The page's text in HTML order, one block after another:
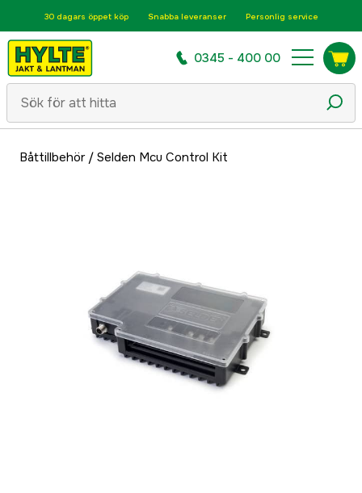
30 dagars öppet köp Snabba leveranser Personlig service
0345 - 400 00
Båttillbehör/ Selden Mcu Control Kit